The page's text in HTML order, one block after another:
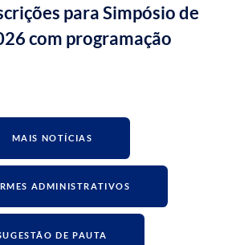
para Simpósio de
com programação
MAIS NOTÍCIAS
ADMINISTRATIVOS
DE PAUTA